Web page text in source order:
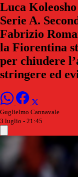
Luca
Serie A.
Fabrizio
la Fiorentina
per chiudere
stringere ed
Guglielmo Cannavale
3 luglio - 21:45